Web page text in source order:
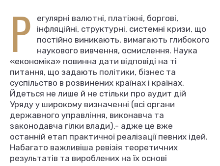
Р
егулярні валютні, платіжні, боргові,
інфляційні, структурні, системні кризи, що
постійно виникають, вимагають глибокого
наукового вивчення, осмислення. Наука
«економіка» повинна дати відповіді на ті
питання, що задають політики, бізнес та
суспільство в розвинених країнах і країнах.
Йдеться не лише й не стільки про аудит дій
Уряду у широкому визначенні (всі органи
державного управління, виконавча та
законодавча гілки влади),- адже це вже
останній етап практичної реалізації певних ідей.
Набагато важливіша ревізія теоретичних
результатів та вироблених на їх основі